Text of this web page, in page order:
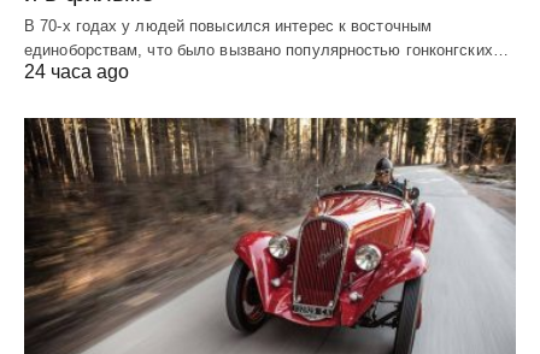
В 70-х годах у людей повысился интерес к восточным
единоборствам, что было вызвано популярностью гонконгских…
24 часа ago